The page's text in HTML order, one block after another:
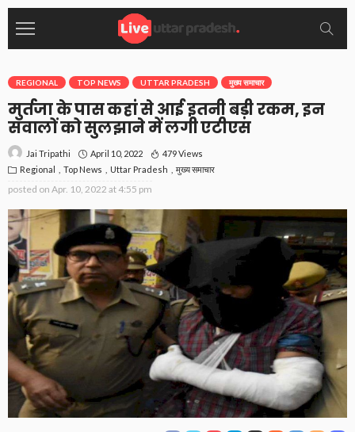
REGIONAL TOP NEWS UTTAR PRADESH मुख्य समाचार
मुर्तजा के पास कहां से आई इतनी बड़ी रकम, इन
सवालों को सुलझाने में लगी एटीएस
Jai Tripathi April 10, 2022
479 Views
Regional
Top News Uttar Pradesh मुख्य समाचार
posted on Apr. 10, 2022 at 4:55 pm